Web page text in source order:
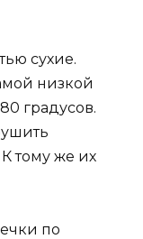
сухие.
низкой
градусов.
тому же их
по